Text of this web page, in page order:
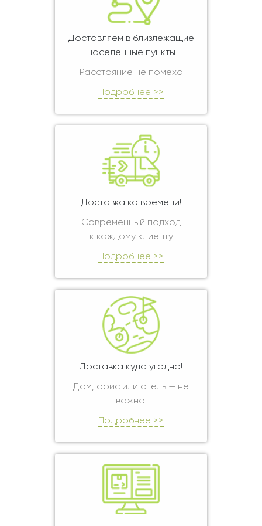
Доставляем в близлежащие
населенные пункты
Расстояние не помеха
Подробнее >>
Доставка ко времени!
Современный подход
к каждому клиенту
Подробнее >>
Доставка куда угодно!
Дом, офис или отель — не
важно!
Подробнее >>